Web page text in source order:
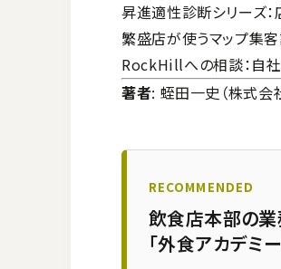
昇進適性診断シリーズ
繁盛店が使うマップ集
RockHillへの相談：自
著者: 蛭田一史（株式
RECOMMENDED
飲食店本部の
「外食アカデミー